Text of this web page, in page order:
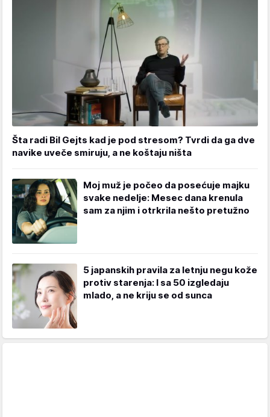
Šta radi Bil Gejts kad je pod stresom? Tvrdi da ga dve
navike uveče smiruju, a ne koštaju ništa
Moj muž je počeo da posećuje majku
svake nedelje: Mesec dana krenula
sam za njim i otrkrila nešto pretužno
5 japanskih pravila za letnju negu kože
protiv starenja: I sa 50 izgledaju
mlado, a ne kriju se od sunca